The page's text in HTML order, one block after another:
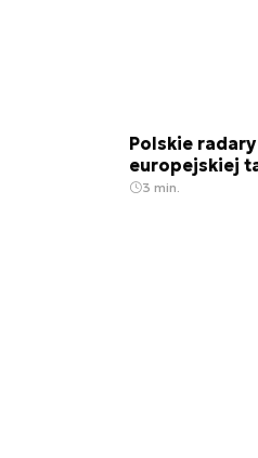
Polskie
europejskiej
3 min.